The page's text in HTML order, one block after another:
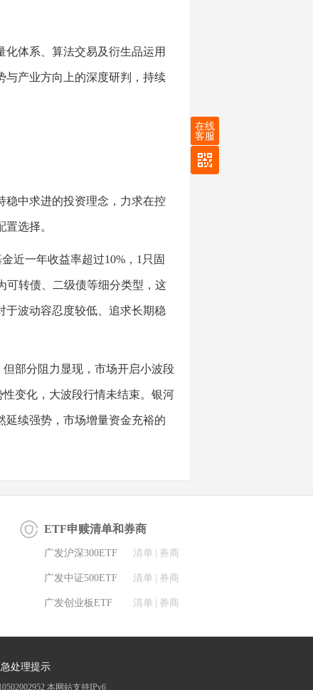
体系、算法交易及衍生品运用
与产业方向上的深度研判，持续
中求进的投资理念，力求在控
选择。
近一年收益率超过10%，1只固
可转债、二级债等细分类型，这
于波动容忍度较低、追求长期稳
部分阻力显现，市场开启小波段
变化，大波段行情未结束。银河
延续强势，市场增量资金充裕的
ETF申赎清单和券商
广发沪深300ETF 券商
清单
广发中证500ETF 券商
清单
广发创业板ETF 券商
清单
处理提示
本网站支持IPv6
在线
客服